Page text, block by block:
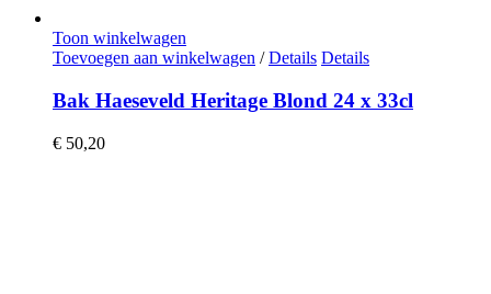
Toon winkelwagen
Toevoegen aan winkelwagen / Details Details
Bak Haeseveld Heritage Blond 24 x 33cl
€ 50,20